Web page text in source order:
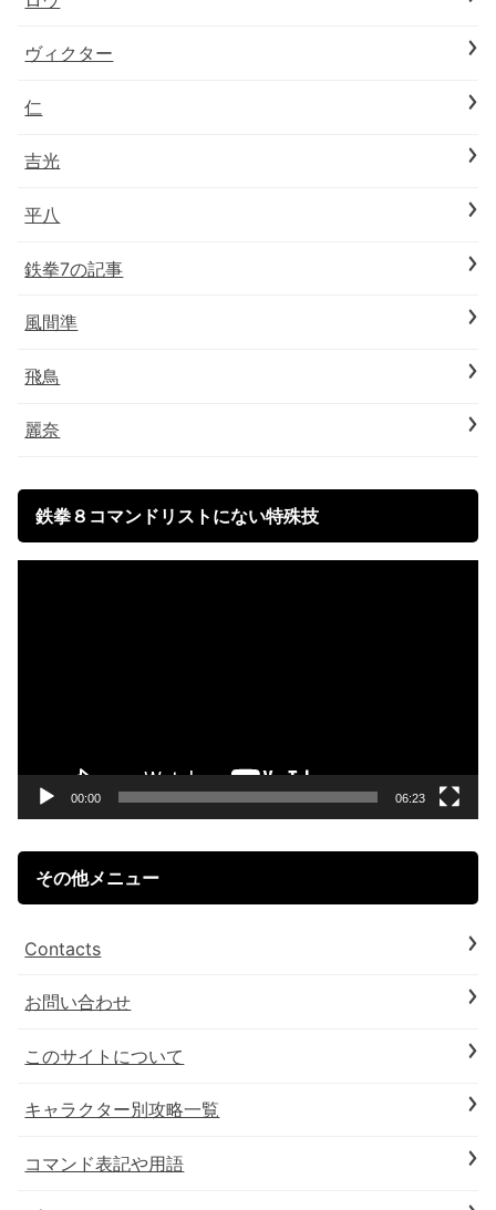
ヴィクター
仁
吉光
平八
鉄拳7の記事
風間準
飛鳥
麗奈
鉄拳８コマンドリストにない特殊技
00:00 06:23
その他メニュー
Contacts
お問い合わせ
このサイトについて
キャラクター別攻略一覧
コマンド表記や用語